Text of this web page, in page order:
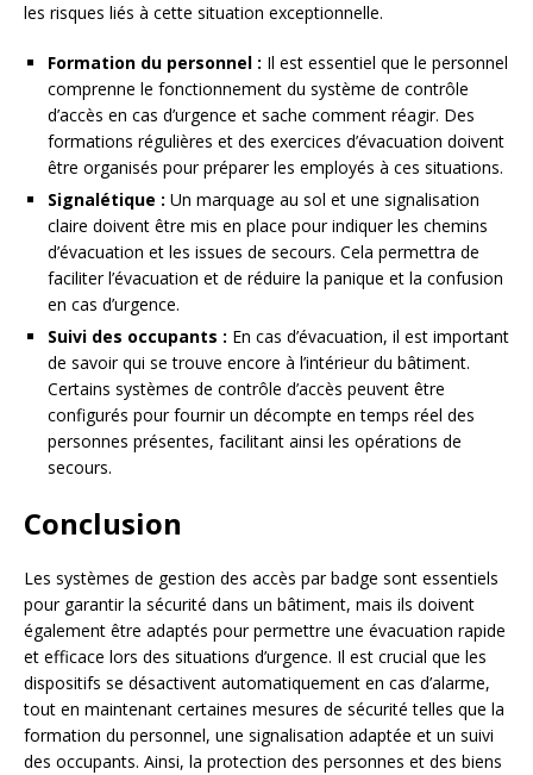
les risques liés à cette situation exceptionnelle.
Formation du personnel : Il est essentiel que le personnel
comprenne le fonctionnement du système de contrôle
d’accès en cas d’urgence et sache comment réagir. Des
formations régulières et des exercices d’évacuation doivent
être organisés pour préparer les employés à ces situations.
Signalétique : Un marquage au sol et une signalisation
claire doivent être mis en place pour indiquer les chemins
d’évacuation et les issues de secours. Cela permettra de
faciliter l’évacuation et de réduire la panique et la confusion
en cas d’urgence.
Suivi des occupants : En cas d’évacuation, il est important
de savoir qui se trouve encore à l’intérieur du bâtiment.
Certains systèmes de contrôle d’accès peuvent être
configurés pour fournir un décompte en temps réel des
personnes présentes, facilitant ainsi les opérations de
secours.
Conclusion
Les systèmes de gestion des accès par badge sont essentiels
pour garantir la sécurité dans un bâtiment, mais ils doivent
également être adaptés pour permettre une évacuation rapide
et efficace lors des situations d’urgence. Il est crucial que les
dispositifs se désactivent automatiquement en cas d’alarme,
tout en maintenant certaines mesures de sécurité telles que la
formation du personnel, une signalisation adaptée et un suivi
des occupants. Ainsi, la protection des personnes et des biens